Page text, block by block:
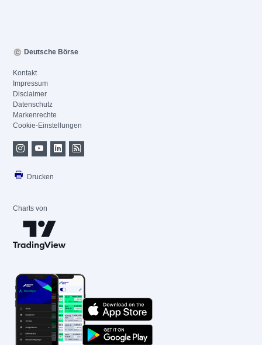
Deutsche Börse
Kontakt
Impressum
Disclaimer
Datenschutz
Markenrechte
Cookie-Einstellungen
Drucken
Charts von